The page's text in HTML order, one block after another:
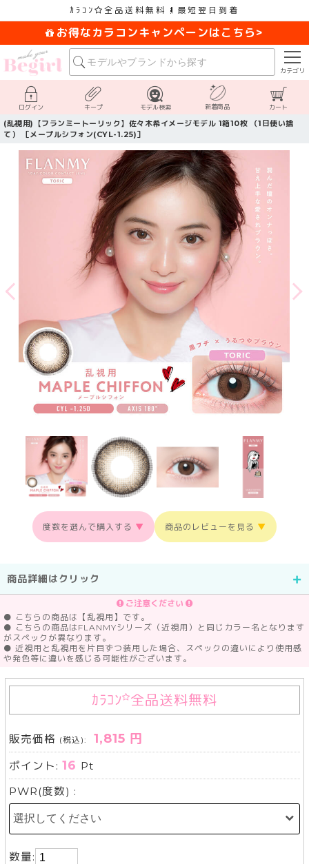
ｶﾗｺﾝ 全品送料無料 最短翌日到着
お得なカラコンキャンペーンはこちら>
カテゴリ
ログイン キープ モデル検索 新着商品 カート
(乱視用)【フランミートーリック】佐々木希イメージモデル 1箱10枚 （1日使い捨
て） ［メープルシフォン(CYL-1.25)］
度数を選んで購入する ▼ 商品のレビューを見る ▼
商品詳細はクリック
ご注意ください
● こちらの商品は【乱視用】です。
● こちらの商品はFLANMYシリーズ（近視用）と同じカラー名となります
がスペックが異なります。
● 近視用と乱視用を片目ずつ装用した場合、スペックの違いにより使用感
や発色等に違いを感じる可能性がございます。
ｶﾗｺﾝ 全品送料無料
販売価格 (税込): 1,815 円
ポイント:16 Pt
PWR(度数) :
数量: